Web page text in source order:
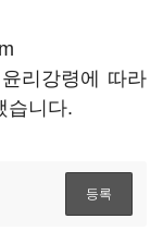
리강령에 따라
습니다.